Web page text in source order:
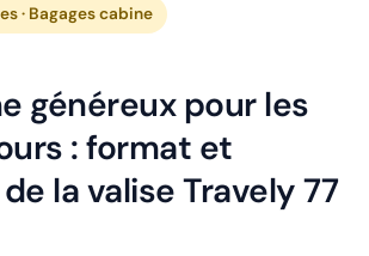
· Bagages cabine
généreux pour les
: format et
la valise Travely 77